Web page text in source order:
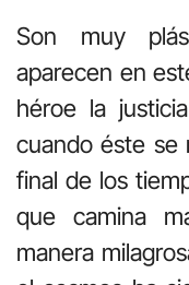
Son muy
aparecen en
héroe la
cuando éste se
final de los
que camina
manera